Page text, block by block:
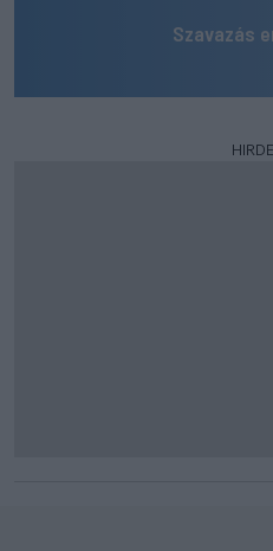
Szavazás